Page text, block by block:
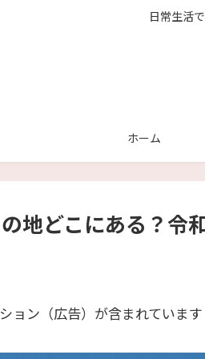
日常生活
ホーム
地どこにある？令
ョン（広告）が含まれています